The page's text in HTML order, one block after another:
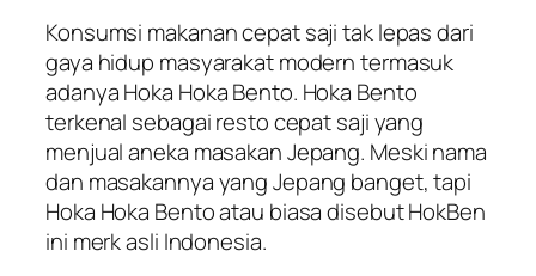
Konsumsi makanan cepat saji tak lepas dari
gaya hidup masyarakat modern termasuk
adanya Hoka Hoka Bento. Hoka Bento
terkenal sebagai resto cepat saji yang
menjual aneka masakan Jepang. Meski nama
dan masakannya yang Jepang banget, tapi
Hoka Hoka Bento atau biasa disebut HokBen
ini merk asli Indonesia.